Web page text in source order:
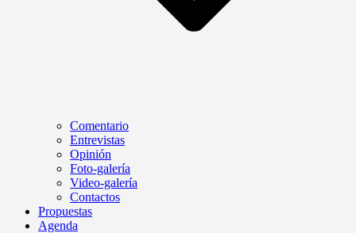
Comentario
Entrevistas
Opinión
Foto-galería
Video-galería
Contactos
Propuestas
Agenda